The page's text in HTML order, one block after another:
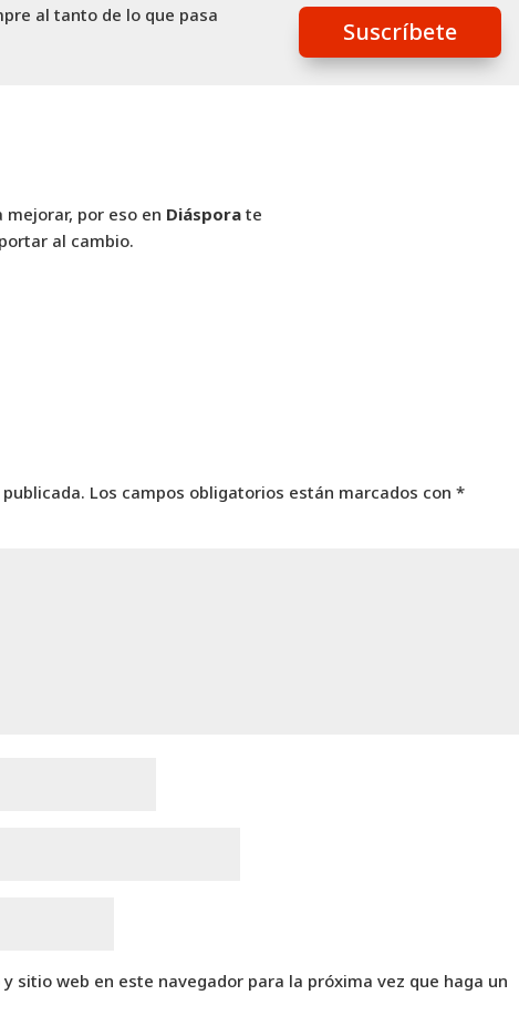
al tanto de lo que pasa
Suscríbete
mejorar, por eso en Diáspora te
al cambio.
Los campos obligatorios están marcados con*
sitio web en este navegador para la próxima vez que haga un